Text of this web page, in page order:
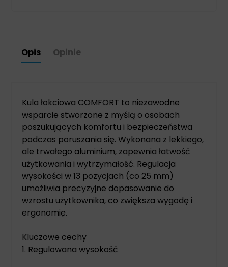
Opis Opinie
Kula łokciowa COMFORT to niezawodne
wsparcie stworzone z myślą o osobach
poszukujących komfortu i bezpieczeństwa
podczas poruszania się. Wykonana z lekkiego,
ale trwałego aluminium, zapewnia łatwość
użytkowania i wytrzymałość. Regulacja
wysokości w 13 pozycjach (co 25 mm)
umożliwia precyzyjne dopasowanie do
wzrostu użytkownika, co zwiększa wygodę i
ergonomię.
Kluczowe cechy
1. Regulowana wysokość